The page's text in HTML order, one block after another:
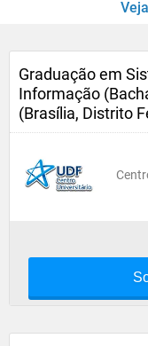
Graduação em
Informação
(Brasília, Distrito